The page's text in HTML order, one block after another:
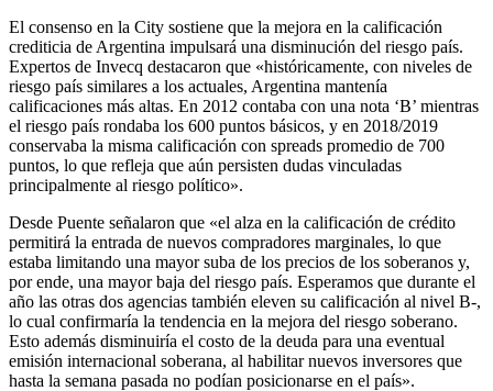
El consenso en la City sostiene que la mejora en la calificación
crediticia de Argentina impulsará una disminución del riesgo país.
Expertos de Invecq destacaron que «históricamente, con niveles de
riesgo país similares a los actuales, Argentina mantenía
calificaciones más altas. En 2012 contaba con una nota ‘B’ mientras
el riesgo país rondaba los 600 puntos básicos, y en 2018/2019
conservaba la misma calificación con spreads promedio de 700
puntos, lo que refleja que aún persisten dudas vinculadas
principalmente al riesgo político».
Desde Puente señalaron que «el alza en la calificación de crédito
permitirá la entrada de nuevos compradores marginales, lo que
estaba limitando una mayor suba de los precios de los soberanos y,
por ende, una mayor baja del riesgo país. Esperamos que durante el
año las otras dos agencias también eleven su calificación al nivel B-,
lo cual confirmaría la tendencia en la mejora del riesgo soberano.
Esto además disminuiría el costo de la deuda para una eventual
emisión internacional soberana, al habilitar nuevos inversores que
hasta la semana pasada no podían posicionarse en el país».